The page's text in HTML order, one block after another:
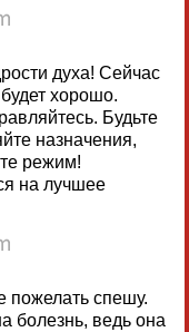
духа! Сейчас
хорошо.
Будьте
назначения,
режим!
на лучшее
пожелать спешу.
болезнь, ведь она